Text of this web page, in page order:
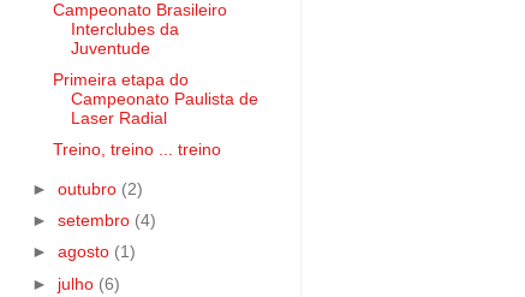
Campeonato Brasileiro
Interclubes da
Juventude
Primeira etapa do
Campeonato Paulista de
Laser Radial
Treino, treino ... treino
►outubro (2)
►setembro (4)
►agosto (1)
► julho (6)